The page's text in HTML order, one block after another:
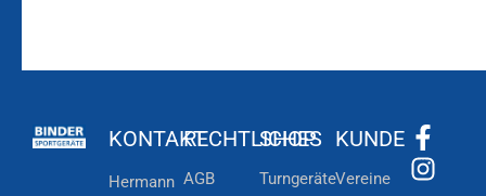
KONTAKT
Hermann
RECHTLICHES
AGB
SHOP
Turngeräte
KUNDE
Vereine